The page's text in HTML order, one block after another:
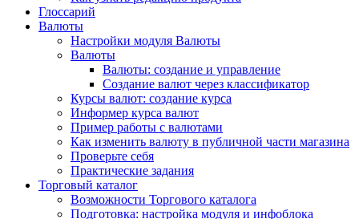
Глоссарий
Валюты
Настройки модуля Валюты
Валюты
Валюты: создание и управление
Создание валют через классификатор
Курсы валют: создание курса
Информер курса валют
Пример работы с валютами
Как изменить валюту в публичной части магазина
Проверьте себя
Практические задания
Торговый каталог
Возможности Торгового каталога
Подготовка: настройка модуля и инфоблока